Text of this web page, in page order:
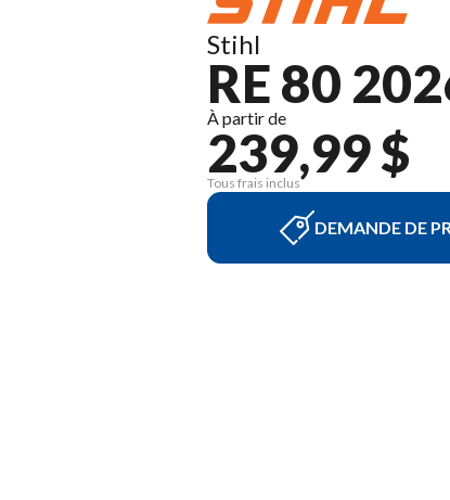
Stihl
RE 80
À partir de
239,99 $
Tous frais inclus
DEMANDE DE